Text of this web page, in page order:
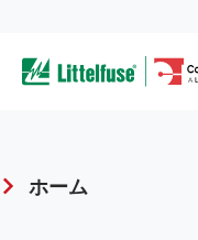
main
content
ホーム